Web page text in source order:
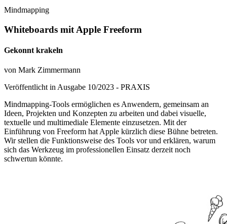
Mindmapping
Whiteboards mit Apple Freeform
Gekonnt krakeln
von Mark Zimmermann
Veröffentlicht in Ausgabe 10/2023 - PRAXIS
Mindmapping-Tools ermöglichen es Anwendern, gemeinsam an
Ideen, Projekten und Konzepten zu arbeiten und dabei visuelle,
textuelle und multimediale Elemente einzusetzen. Mit der
Einführung von Freeform hat Apple kürzlich diese Bühne betreten.
Wir stellen die Funktionsweise des Tools vor und erklären, warum
sich das Werkzeug im professionellen Einsatz derzeit noch
schwertun könnte.